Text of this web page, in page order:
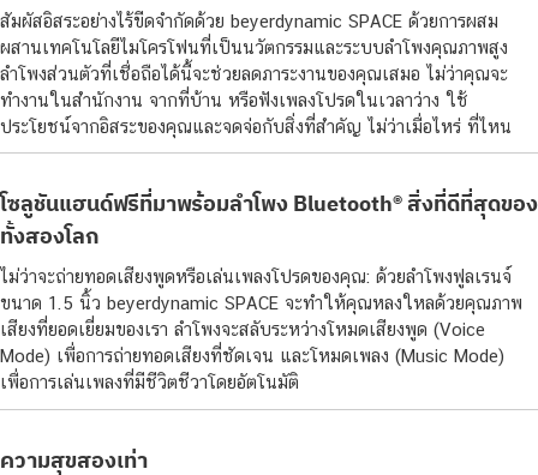
สัมผัสอิสระอย่างไร้ขีดจำกัดด้วย beyerdynamic SPACE ด้วยการผสม
ผสานเทคโนโลยีไมโครโฟนที่เป็นนวัตกรรมและระบบลำโพงคุณภาพสูง
ลำโพงส่วนตัวที่เชื่อถือได้นี้จะช่วยลดภาระงานของคุณเสมอ ไม่ว่าคุณจะ
ทำงานในสำนักงาน จากที่บ้าน หรือฟังเพลงโปรดในเวลาว่าง ใช้
ประโยชน์จากอิสระของคุณและจดจ่อกับสิ่งที่สำคัญ ไม่ว่าเมื่อไหร่ ที่ไหน
โซลูชันแฮนด์ฟรีที่มาพร้อมลำโพง Bluetooth® สิ่งที่ดีที่สุดของ
ทั้งสองโลก
ไม่ว่าจะถ่ายทอดเสียงพูดหรือเล่นเพลงโปรดของคุณ: ด้วยลำโพงฟูลเรนจ์
ขนาด 1.5 นิ้ว beyerdynamic SPACE จะทำให้คุณหลงใหลด้วยคุณภาพ
เสียงที่ยอดเยี่ยมของเรา ลำโพงจะสลับระหว่างโหมดเสียงพูด (Voice
Mode) เพื่อการถ่ายทอดเสียงที่ชัดเจน และโหมดเพลง (Music Mode)
เพื่อการเล่นเพลงที่มีชีวิตชีวาโดยอัตโนมัติ
ความสุขสองเท่า